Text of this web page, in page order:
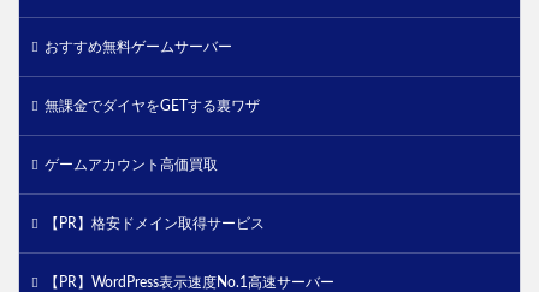
おすすめ無料ゲームサーバー
無課金でダイヤをGETする裏ワザ
ゲームアカウント高価買取
【PR】格安ドメイン取得サービス
【PR】WordPress表示速度No.1高速サーバー